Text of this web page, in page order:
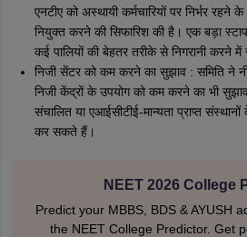
एनटीए को अस्थायी कर्मचारियों पर निर्भर रहने
नियुक्त करने की सिफारिश की है। एक बड़ा स्टाफ
कई पालियों की बेहतर तरीके से निगरानी करने में
निजी सेंटर को कम करने का सुझाव : समिति ने
निजी केंद्रों के उपयोग को कम करने का भी सुझाव
संचालित या एआईसीटीई-मान्यता प्राप्त संस्थानों
कर सकते हैं।
NEET 2026 College
Predict your MBBS, BDS & AYUSH
the NEET College Predictor. Get